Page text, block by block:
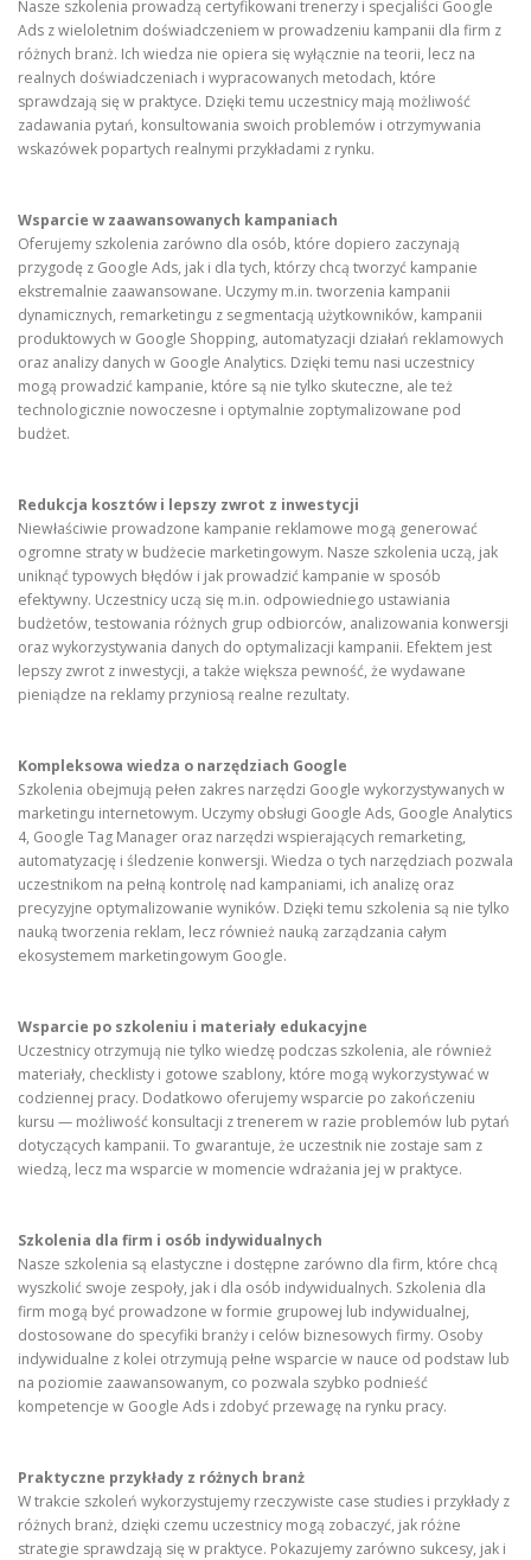
Nasze szkolenia prowadzą certyfikowani trenerzy i specjaliści Google
Ads z wieloletnim doświadczeniem w prowadzeniu kampanii dla firm z
różnych branż. Ich wiedza nie opiera się wyłącznie na teorii, lecz na
realnych doświadczeniach i wypracowanych metodach, które
sprawdzają się w praktyce. Dzięki temu uczestnicy mają możliwość
zadawania pytań, konsultowania swoich problemów i otrzymywania
wskazówek popartych realnymi przykładami z rynku.
Wsparcie w zaawansowanych kampaniach
Oferujemy szkolenia zarówno dla osób, które dopiero zaczynają
przygodę z Google Ads, jak i dla tych, którzy chcą tworzyć kampanie
ekstremalnie zaawansowane. Uczymy m.in. tworzenia kampanii
dynamicznych, remarketingu z segmentacją użytkowników, kampanii
produktowych w Google Shopping, automatyzacji działań reklamowych
oraz analizy danych w Google Analytics. Dzięki temu nasi uczestnicy
mogą prowadzić kampanie, które są nie tylko skuteczne, ale też
technologicznie nowoczesne i optymalnie zoptymalizowane pod
budżet.
Redukcja kosztów i lepszy zwrot z inwestycji
Niewłaściwie prowadzone kampanie reklamowe mogą generować
ogromne straty w budżecie marketingowym. Nasze szkolenia uczą, jak
uniknąć typowych błędów i jak prowadzić kampanie w sposób
efektywny. Uczestnicy uczą się m.in. odpowiedniego ustawiania
budżetów, testowania różnych grup odbiorców, analizowania konwersji
oraz wykorzystywania danych do optymalizacji kampanii. Efektem jest
lepszy zwrot z inwestycji, a także większa pewność, że wydawane
pieniądze na reklamy przyniosą realne rezultaty.
Kompleksowa wiedza o narzędziach Google
Szkolenia obejmują pełen zakres narzędzi Google wykorzystywanych w
marketingu internetowym. Uczymy obsługi Google Ads, Google Analytics
4, Google Tag Manager oraz narzędzi wspierających remarketing,
automatyzację i śledzenie konwersji. Wiedza o tych narzędziach pozwala
uczestnikom na pełną kontrolę nad kampaniami, ich analizę oraz
precyzyjne optymalizowanie wyników. Dzięki temu szkolenia są nie tylko
nauką tworzenia reklam, lecz również nauką zarządzania całym
ekosystemem marketingowym Google.
Wsparcie po szkoleniu i materiały edukacyjne
Uczestnicy otrzymują nie tylko wiedzę podczas szkolenia, ale również
materiały, checklisty i gotowe szablony, które mogą wykorzystywać w
codziennej pracy. Dodatkowo oferujemy wsparcie po zakończeniu
kursu — możliwość konsultacji z trenerem w razie problemów lub pytań
dotyczących kampanii. To gwarantuje, że uczestnik nie zostaje sam z
wiedzą, lecz ma wsparcie w momencie wdrażania jej w praktyce.
Szkolenia dla firm i osób indywidualnych
Nasze szkolenia są elastyczne i dostępne zarówno dla firm, które chcą
wyszkolić swoje zespoły, jak i dla osób indywidualnych. Szkolenia dla
firm mogą być prowadzone w formie grupowej lub indywidualnej,
dostosowane do specyfiki branży i celów biznesowych firmy. Osoby
indywidualne z kolei otrzymują pełne wsparcie w nauce od podstaw lub
na poziomie zaawansowanym, co pozwala szybko podnieść
kompetencje w Google Ads i zdobyć przewagę na rynku pracy.
Praktyczne przykłady z różnych branż
W trakcie szkoleń wykorzystujemy rzeczywiste case studies i przykłady z
różnych branż, dzięki czemu uczestnicy mogą zobaczyć, jak różne
strategie sprawdzają się w praktyce. Pokazujemy zarówno sukcesy, jak i